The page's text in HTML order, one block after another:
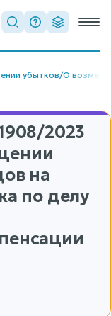
убытков/О
2023
на
по делу